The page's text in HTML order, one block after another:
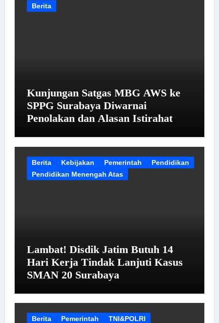
Berita
Kunjungan Satgas MBG AWS ke
SPPG Surabaya Diwarnai
Penolakan dan Alasan Istirahat
Berita Kebijakan Pemerintah
Pendidikan
Pendidikan Menengah Atas
Lambat! Disdik Jatim Butuh 14
Hari Kerja Tindak Lanjuti Kasus
SMAN 20 Surabaya
Berita Pemerintah TNI&POLRI